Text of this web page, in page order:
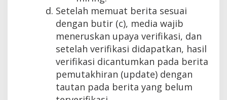
Setelah memuat berita sesuai
dengan butir (c), media wajib
meneruskan upaya verifikasi, dan
setelah verifikasi didapatkan, hasil
verifikasi dicantumkan pada berita
pemutakhiran (update) dengan
tautan pada berita yang belum